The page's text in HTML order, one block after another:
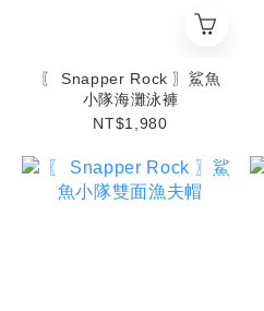
〖 Snapper Rock 〗鯊魚
小隊海灘泳褲
NT$1,980